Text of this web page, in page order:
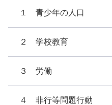
１ 青少年の人口
２ 学校教育
３ 労働
４ 非行等問題行動